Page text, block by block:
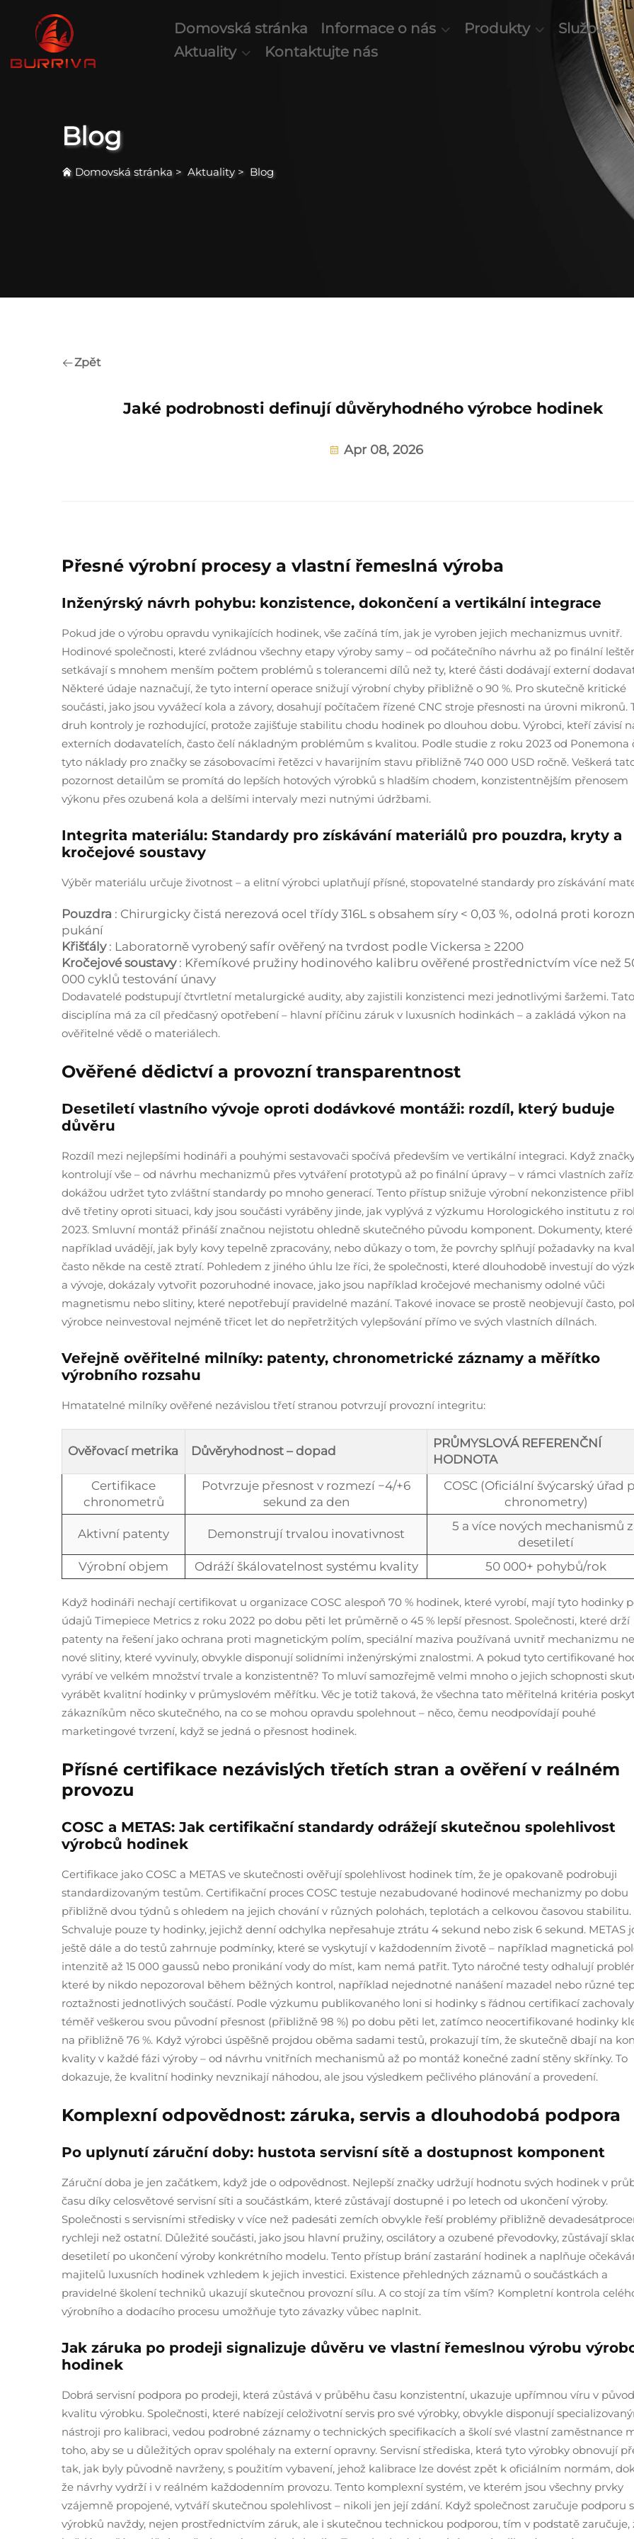
Domovská stránka Informace o nás Produkty Služba
Aktuality
Kontaktujte nás
Blog
Domovská stránka > Aktuality > Blog
Zpět
Jaké podrobnosti definují důvěryhodného výrobce hodinek
Apr 08, 2026
Přesné výrobní procesy a vlastní řemeslná výroba
Inženýrský návrh pohybu: konzistence, dokončení a vertikální integrace
Pokud jde o výrobu opravdu vynikajících hodinek, vše začíná tím, jak je vyroben jejich mechanizmus uvnitř.
Hodinové společnosti, které zvládnou všechny etapy výroby samy – od počátečního návrhu až po finální
setkávají s mnohem menším počtem problémů s tolerancemi dílů než ty, které části dodávají externí
Některé údaje naznačují, že tyto interní operace snižují výrobní chyby přibližně o 90 %. Pro skutečně kritické
součásti, jako jsou vyvážecí kola a závory, dosahují počítačem řízené CNC stroje přesnosti na úrovni mikronů.
druh kontroly je rozhodující, protože zajišťuje stabilitu chodu hodinek po dlouhou dobu. Výrobci, kteří závisí
externích dodavatelích, často čelí nákladným problémům s kvalitou. Podle studie z roku 2023 od Ponemona
tyto náklady pro značky se zásobovacími řetězci v havarijním stavu přibližně 740 000 USD ročně. Veškerá
pozornost detailům se promítá do lepších hotových výrobků s hladším chodem, konzistentnějším přenosem
výkonu přes ozubená kola a delšími intervaly mezi nutnými údržbami.
Integrita materiálu: Standardy pro získávání materiálů pro pouzdra, kryty a
kročejové soustavy
Výběr materiálu určuje životnost – a elitní výrobci uplatňují přísné, stopovatelné standardy pro získávání
Pouzdra : Chirurgicky čistá nerezová ocel třídy 316L s obsahem síry < 0,03 %, odolná proti
pukání
Křišťály : Laboratorně vyrobený safír ověřený na tvrdost podle Vickersa ≥ 2200
Kročejové soustavy : Křemíkové pružiny hodinového kalibru ověřené prostřednictvím více než
000 cyklů testování únavy
Dodavatelé podstupují čtvrtletní metalurgické audity, aby zajistili konzistenci mezi jednotlivými šaržemi. Tato
disciplína má za cíl předčasný opotřebení – hlavní příčinu záruk v luxusních hodinkách – a zakládá výkon na
ověřitelné vědě o materiálech.
Ověřené dědictví a provozní transparentnost
Desetiletí vlastního vývoje oproti dodávkové montáži: rozdíl, který buduje
důvěru
Rozdíl mezi nejlepšími hodináři a pouhými sestavovači spočívá především ve vertikální integraci. Když
kontrolují vše – od návrhu mechanizmů přes vytváření prototypů až po finální úpravy – v rámci vlastních
dokážou udržet tyto zvláštní standardy po mnoho generací. Tento přístup snižuje výrobní nekonzistence
dvě třetiny oproti situaci, kdy jsou součásti vyráběny jinde, jak vyplývá z výzkumu Horologického institutu z
2023. Smluvní montáž přináší značnou nejistotu ohledně skutečného původu komponent. Dokumenty, které
například uvádějí, jak byly kovy tepelně zpracovány, nebo důkazy o tom, že povrchy splňují požadavky na
často někde na cestě ztratí. Pohledem z jiného úhlu lze říci, že společnosti, které dlouhodobě investují do
a vývoje, dokázaly vytvořit pozoruhodné inovace, jako jsou například kročejové mechanismy odolné vůči
magnetismu nebo slitiny, které nepotřebují pravidelné mazání. Takové inovace se prostě neobjevují často,
výrobce neinvestoval nejméně třicet let do nepřetržitých vylepšování přímo ve svých vlastních dílnách.
Veřejně ověřitelné milníky: patenty, chronometrické záznamy a měřítko
výrobního rozsahu
Hmatatelné milníky ověřené nezávislou třetí stranou potvrzují provozní integritu:
Ověřovací metrika Důvěryhodnost – dopad
PRŮMYSLOVÁ REFERENČNÍ
HODNOTA
Certifikace
chronometrů
Potvrzuje přesnost v rozmezí −4/+6
sekund za den
COSC (Oficiální švýcarský úřad
chronometry)
Aktivní patenty Demonstrují trvalou inovativnost
5 a více nových mechanismů
desetiletí
Výrobní objem
Odráží škálovatelnost systému kvality 50 000+ pohybů/rok
Když hodináři nechají certifikovat u organizace COSC alespoň 70 % hodinek, které vyrobí, mají tyto hodinky
údajů Timepiece Metrics z roku 2022 po dobu pěti let průměrně o 45 % lepší přesnost. Společnosti, které drží
patenty na řešení jako ochrana proti magnetickým polím, speciální maziva používaná uvnitř mechanizmu
nové slitiny, které vyvinuly, obvykle disponují solidními inženýrskými znalostmi. A pokud tyto certifikované
vyrábí ve velkém množství trvale a konzistentně? To mluví samozřejmě velmi mnoho o jejich schopnosti
vyrábět kvalitní hodinky v průmyslovém měřítku. Věc je totiž taková, že všechna tato měřitelná kritéria
zákazníkům něco skutečného, na co se mohou opravdu spolehnout – něco, čemu neodpovídají pouhé
marketingové tvrzení, když se jedná o přesnost hodinek.
Přísné certifikace nezávislých třetích stran a ověření v reálném
provozu
COSC a METAS: Jak certifikační standardy odrážejí skutečnou spolehlivost
výrobců hodinek
Certifikace jako COSC a METAS ve skutečnosti ověřují spolehlivost hodinek tím, že je opakovaně podrobuji
standardizovaným testům. Certifikační proces COSC testuje nezabudované hodinové mechanizmy po dobu
přibližně dvou týdnů s ohledem na jejich chování v různých polohách, teplotách a celkovou časovou stabilitu.
Schvaluje pouze ty hodinky, jejichž denní odchylka nepřesahuje ztrátu 4 sekund nebo zisk 6 sekund. METAS
ještě dále a do testů zahrnuje podmínky, které se vyskytují v každodenním životě – například magnetická
intenzitě až 15 000 gaussů nebo pronikání vody do míst, kam nemá patřit. Tyto náročné testy odhalují
které by nikdo nepozoroval během běžných kontrol, například nejednotné nanášení mazadel nebo různé
roztažnosti jednotlivých součástí. Podle výzkumu publikovaného loni si hodinky s řádnou certifikací zachovaly
téměř veškerou svou původní přesnost (přibližně 98 %) po dobu pěti let, zatímco neocertifikované hodinky
na přibližně 76 %. Když výrobci úspěšně projdou oběma sadami testů, prokazují tím, že skutečně dbají na
kvality v každé fázi výroby – od návrhu vnitřních mechanismů až po montáž konečné zadní stěny skřínky. To
dokazuje, že kvalitní hodinky nevznikají náhodou, ale jsou výsledkem pečlivého plánování a provedení.
Komplexní odpovědnost: záruka, servis a dlouhodobá podpora
Po uplynutí záruční doby: hustota servisní sítě a dostupnost komponent
Záruční doba je jen začátkem, když jde o odpovědnost. Nejlepší značky udržují hodnotu svých hodinek v
času díky celosvětové servisní síti a součástkám, které zůstávají dostupné i po letech od ukončení výroby.
Společnosti s servisními středisky v více než padesáti zemích obvykle řeší problémy přibližně
rychleji než ostatní. Důležité součásti, jako jsou hlavní pružiny, oscilátory a ozubené převodovky, zůstávají
desetiletí po ukončení výroby konkrétního modelu. Tento přístup brání zastarání hodinek a naplňuje
majitelů luxusních hodinek vzhledem k jejich investici. Existence přehledných záznamů o součástkách a
pravidelné školení techniků ukazují skutečnou provozní sílu. A co stojí za tím vším? Kompletní kontrola
výrobního a dodacího procesu umožňuje tyto závazky vůbec naplnit.
Jak záruka po prodeji signalizuje důvěru ve vlastní řemeslnou výrobu
hodinek
Dobrá servisní podpora po prodeji, která zůstává v průběhu času konzistentní, ukazuje upřímnou víru v
kvalitu výrobku. Společnosti, které nabízejí celoživotní servis pro své výrobky, obvykle disponují
nástroji pro kalibraci, vedou podrobné záznamy o technických specifikacích a školí své vlastní zaměstnance
toho, aby se u důležitých oprav spoléhaly na externí opravny. Servisní střediska, která tyto výrobky obnovují
tak, jak byly původně navrženy, s použitím vybavení, jehož kalibrace lze dovést zpět k oficiálním normám,
že návrhy vydrží i v reálném každodenním provozu. Tento komplexní systém, ve kterém jsou všechny prvky
vzájemně propojené, vytváří skutečnou spolehlivost – nikoli jen její zdání. Když společnost zaručuje podporu
výrobků navždy, nejen prostřednictvím záruk, ale i skutečnou technickou podporou, tím v podstatě zaručuje,